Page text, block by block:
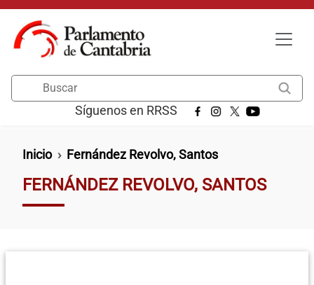
Pasar al contenido principal
Síguenos en RRSS
Ruta de navegación
Inicio Fernández Revolvo, Santos
FERNÁNDEZ REVOLVO, SANTOS